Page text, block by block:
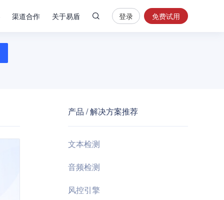
渠道合作 关于易盾
安
全
登录 免费试用
产品 / 解决方案推荐
文本检测
音频检测
风控引擎